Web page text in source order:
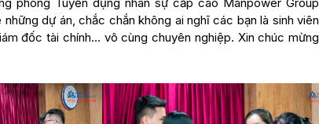
dự án, chắc chắn không ai nghĩ các bạn là sinh viên
đốc tài chính… vô cùng chuyên nghiệp. Xin chúc mừng